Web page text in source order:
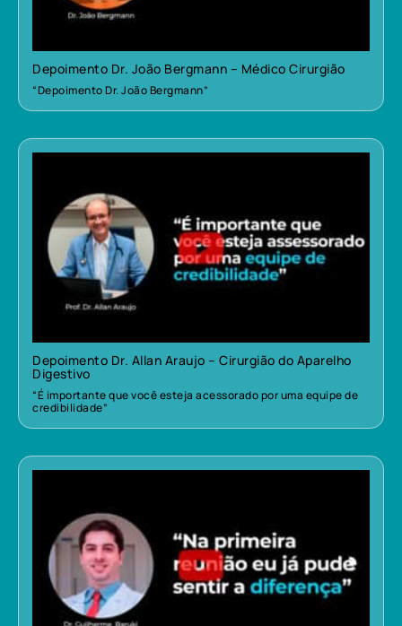
Depoimento Dr. João Bergmann – Médico Cirurgião
“Depoimento Dr. João Bergmann”
Depoimento Dr. Allan Araujo – Cirurgião do Aparelho
Digestivo
“É importante que você esteja acessorado por uma equipe de
credibilidade”